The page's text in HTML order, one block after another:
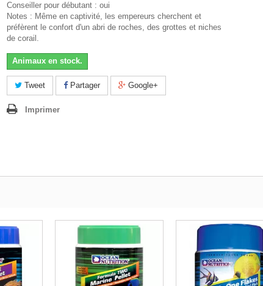
Conseiller pour débutant : oui
Notes : Même en captivité, les empereurs cherchent et
préfèrent le confort d'un abri de roches, des grottes et niches
de corail.
Animaux en stock.
Tweet Partager Google+
Imprimer